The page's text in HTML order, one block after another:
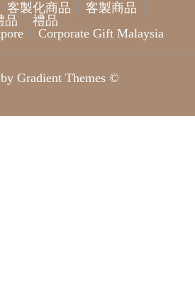
客製化商品
客製商品
品
禮品
Corporate Gift Malaysia
Gradient Themes ©